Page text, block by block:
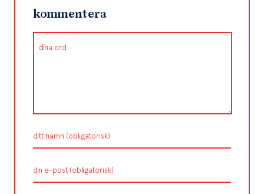
kommentera